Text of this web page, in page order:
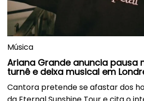
Música
Ariana Grande anuncia pausa
turnê e deixa musical em
Cantora pretende se afastar dos